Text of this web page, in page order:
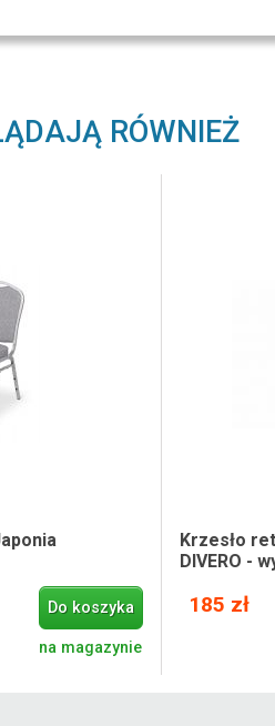
RÓWNIEŻ
Do koszyka
na magazynie
Krzesło
DIVERO -
185 zł